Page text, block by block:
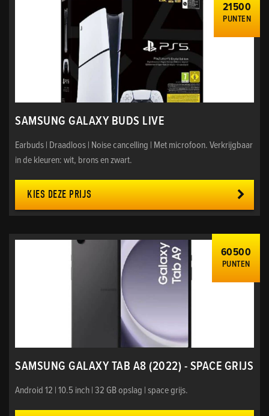
21500
PUNTEN
SAMSUNG GALAXY BUDS LIVE
Earbuds | Draadloos | Noise cancelling | Met microfoon. Verkrijgbaar
in de kleuren: wit, brons en zwart.
KIES DEZE PRIJS
60500
PUNTEN
SAMSUNG GALAXY TAB A8 (2022) - SPACE GRIJS
Android 12 | 10.5 inch | 32 GB opslag | space grijs.